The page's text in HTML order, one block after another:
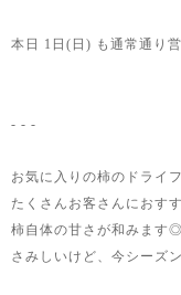
本日 1日(日) も通常通り
- - -
お気に入りの柿のドライ
たくさんお客さんにおす
柿自体の甘さが和みます◎
さみしいけど、今シーズ